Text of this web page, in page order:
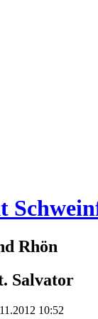
Rhön
Salvator
10:52